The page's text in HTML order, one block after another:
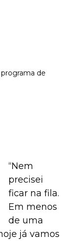
de
“Nem
precisei
ficar na fila.
Em menos
de uma
já vamos